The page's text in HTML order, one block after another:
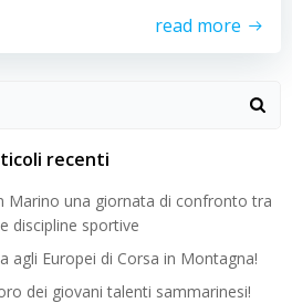
read more
recenti
Marino una giornata di confronto tra
discipline sportive
agli Europei di Corsa in Montagna!
dei giovani talenti sammarinesi!